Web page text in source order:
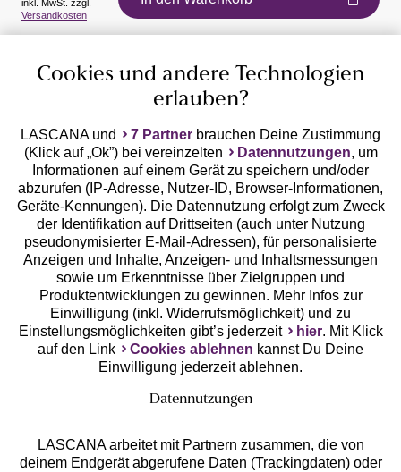
Auszeichnungen
Geprüfte Sicherheit
Unsere Apps
inkl. MwSt. zzgl.
Versandkosten
Cookies und andere Technologien
erlauben?
LASCANA und 7 Partner brauchen Deine Zustimmung
(Klick auf „Ok”) bei vereinzelten
Datennutzungen, um
Informationen auf einem Gerät zu speichern und/oder
abzurufen (IP-Adresse, Nutzer-ID, Browser-Informationen,
Geräte-Kennungen). Die Datennutzung erfolgt zum Zweck
der Identifikation auf Drittseiten (auch unter Nutzung
pseudonymisierter E-Mail-Adressen), für personalisierte
Anzeigen und Inhalte, Anzeigen- und Inhaltsmessungen
sowie um Erkenntnisse über Zielgruppen und
Produktentwicklungen zu gewinnen. Mehr Infos zur
Einwilligung (inkl. Widerrufsmöglichkeit) und zu
Einstellungsmöglichkeiten gibt’s jederzeit
hier. Mit Klick
auf den Link
Cookies ablehnen kannst Du Deine
Einwilligung jederzeit ablehnen.
Datennutzungen
LASCANA arbeitet mit Partnern zusammen, die von
deinem Endgerät abgerufene Daten (Trackingdaten) oder